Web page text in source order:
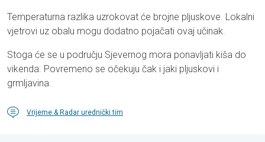
Temperaturna razlika uzrokovat će brojne pljuskove. Lokalni
vjetrovi uz obalu mogu dodatno pojačati ovaj učinak.
Stoga će se u području Sjevernog mora ponavljati kiša do
vikenda. Povremeno se očekuju čak i jaki pljuskovi i
grmljavina.
Vrijeme & Radar urednički tim